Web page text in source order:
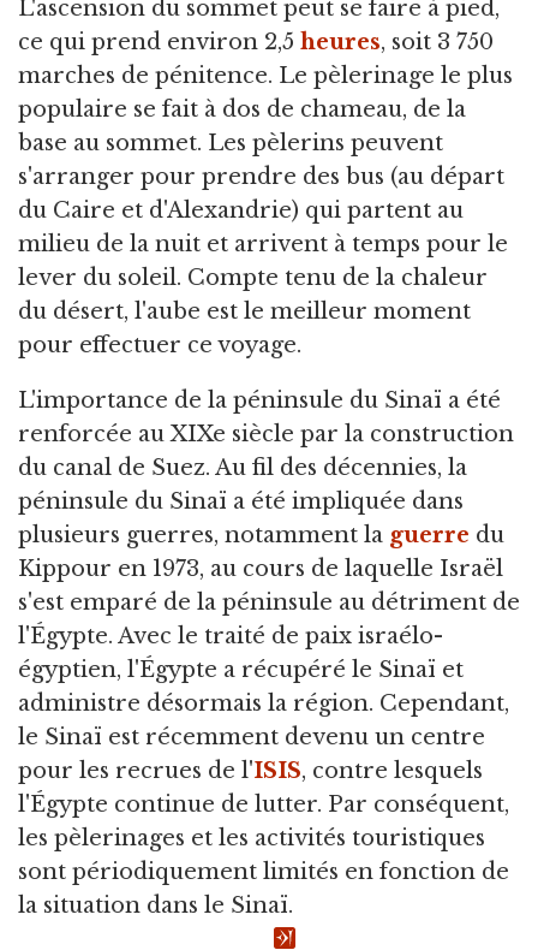
L'ascension du sommet peut se faire à pied,
ce qui prend environ 2,5 heures, soit 3 750
marches de pénitence. Le pèlerinage le plus
populaire se fait à dos de chameau, de la
base au sommet. Les pèlerins peuvent
s'arranger pour prendre des bus (au départ
du Caire et d'Alexandrie) qui partent au
milieu de la nuit et arrivent à temps pour le
lever du soleil. Compte tenu de la chaleur
du désert, l'aube est le meilleur moment
pour effectuer ce voyage.
L'importance de la péninsule du Sinaï a été
renforcée au XIXe siècle par la construction
du canal de Suez. Au fil des décennies, la
péninsule du Sinaï a été impliquée dans
plusieurs guerres, notamment la guerre du
Kippour en 1973, au cours de laquelle Israël
s'est emparé de la péninsule au détriment de
l'Égypte. Avec le traité de paix israélo-
égyptien, l'Égypte a récupéré le Sinaï et
administre désormais la région. Cependant,
le Sinaï est récemment devenu un centre
pour les recrues de l'ISIS, contre lesquels
l'Égypte continue de lutter. Par conséquent,
les pèlerinages et les activités touristiques
sont périodiquement limités en fonction de
la situation dans le Sinaï.